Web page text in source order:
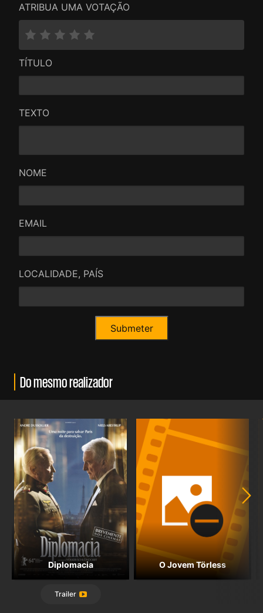
ATRIBUA UMA VOTAÇÃO
TÍTULO
TEXTO
NOME
EMAIL
LOCALIDADE, PAÍS
Do mesmo realizador
Diplomacia
Trailer
O Jovem Törless